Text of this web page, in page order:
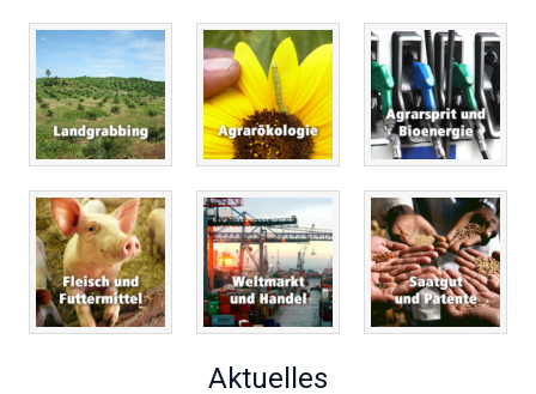
Aktuelles